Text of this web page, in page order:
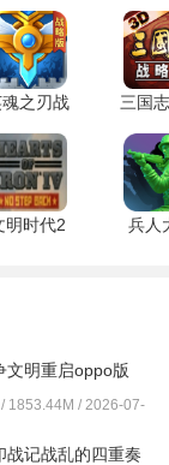
军出站人员最够
动升级：不出站
均等级。二周目
统，五维靠吃天
场喂果子额外加
算。
先购买三略六韬，
花亮银锤(真伤
、天师套，医生套
之刃战
略版
官
方版
三国
版
安
明时代2
兵人
文明重启oppo版
卓版
1853.44M / 2026-07-
战记战乱的四重奏